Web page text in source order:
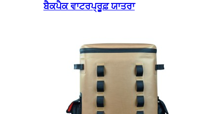
ਬੈਕਪੈਕ ਵਾਟਰਪ੍ਰੂਫ਼ ਯਾਤਰਾ